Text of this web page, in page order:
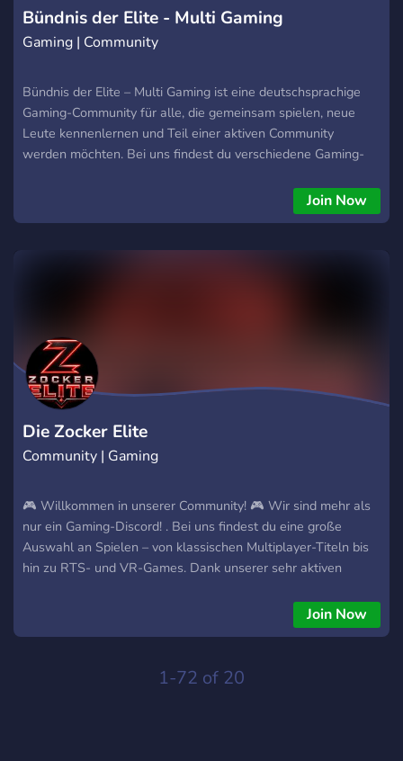
Bündnis der Elite - Multi Gaming
Gaming | Community
Bündnis der Elite – Multi Gaming ist eine deutschsprachige
Gaming-Community für alle, die gemeinsam spielen, neue
Leute kennenlernen und Teil einer aktiven Community
werden möchten. Bei uns findest du verschiedene Gaming-
Support. Ob Casual-Gamer, Teamplayer oder erfahrener
Spieler – jeder ist willkommen, solange Respekt und Fairplay
Join Now
Die Zocker Elite
Community | Gaming
🎮 Willkommen in unserer Community! 🎮 Wir sind mehr als
nur ein Gaming-Discord! . Bei uns findest du eine große
Auswahl an Spielen – von klassischen Multiplayer-Titeln bis
hin zu RTS- und VR-Games. Dank unserer sehr aktiven
Austauschen oder einfach zum Quatschen da. 🌟 Mehr als
Gaming Unsere Community lebt von ihrer Vielfalt. Neben dem
Sport & Fitness 🔨 Heimwerker- & DIY-Projekte 💻 Technik-
Join Now
1-72 of 20